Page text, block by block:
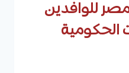
للوافدين
الحكومية